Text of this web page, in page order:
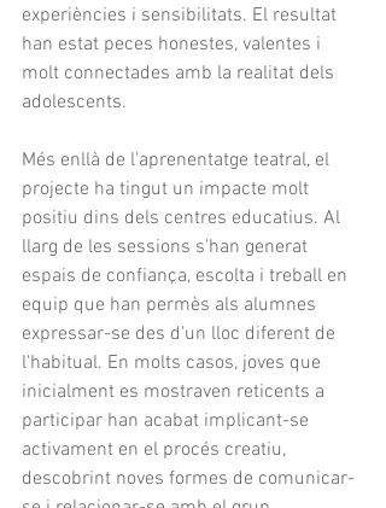
experiències i sensibilitats. El resultat
han estat peces honestes, valentes i
molt connectades amb la realitat dels
adolescents.
Més enllà de l'aprenentatge teatral, el
projecte ha tingut un impacte molt
positiu dins dels centres educatius. Al
llarg de les sessions s'han generat
espais de confiança, escolta i treball en
equip que han permès als alumnes
expressar-se des d'un lloc diferent de
l'habitual. En molts casos, joves que
inicialment es mostraven reticents a
participar han acabat implicant-se
activament en el procés creatiu,
descobrint noves formes de comunicar-